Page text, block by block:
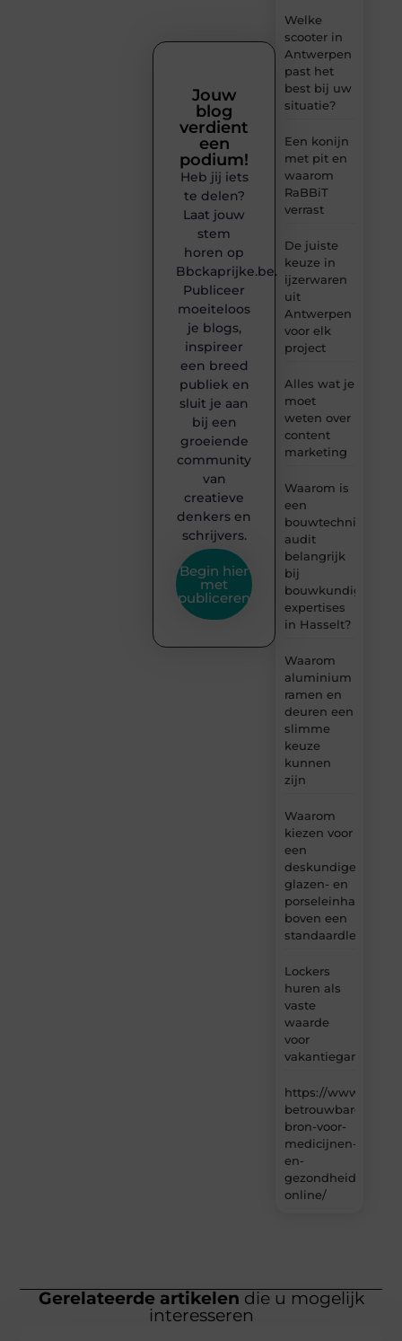
Welke
scooter in
Antwerpen
past het
best bij uw
situatie?
Een konijn
met pit en
waarom
RaBBiT
verrast
De juiste
keuze in
ijzerwaren
uit
Antwerpen
voor elk
project
Alles wat je
moet
weten over
content
marketing
Waarom is
een
bouwtechnische
audit
belangrijk
bij
bouwkundige
expertises
in Hasselt?
Waarom
aluminium
ramen en
deuren een
slimme
keuze
kunnen
zijn
Waarom
kiezen voor
een
deskundige
glazen- en
porseleinhandelaar
boven een
Lockers
huren als
vaste
waarde
voor
vakantiegangers
https://
betrouwbare-
bron-voor-
medicijnen-
en-
online/
Jouw
blog
verdient
een
podium!
Heb jij iets
te delen?
Laat jouw
stem
horen op
Bbckaprijke.be.
Publiceer
moeiteloos
je blogs,
inspireer
een breed
publiek en
sluit je aan
bij een
groeiende
community
van
creatieve
denkers en
schrijvers.
Begin hier
met
publiceren
Gerelateerde artikelen die u mogelijk
interesseren